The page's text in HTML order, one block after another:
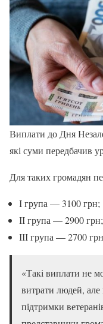
Виплати до Дня
які суми передбачив
Для таких громадян
І група — 3100 грн;
ІІ група — 2900 грн;
ІІІ група — 2700
«Такі виплати не
витрати людей,
підтримки